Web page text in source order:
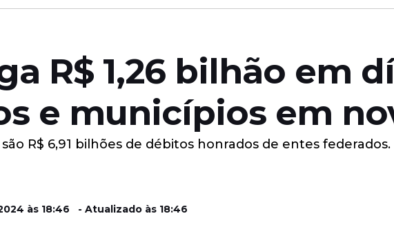
R$ 1,26 bilhão em
e municípios em
R$ 6,91 bilhões de débitos honrados de entes federados.
às 18:46 - Atualizado às 18:46